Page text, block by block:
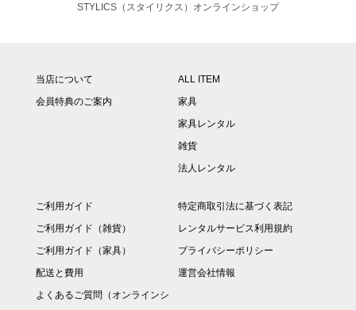
STYLICS（スタイリクス）オンラインショップ
当店について
会員特典のご案内
ALL ITEM
家具
家具レンタル
雑貨
法人レンタル
ご利用ガイド
ご利用ガイド（雑貨）
ご利用ガイド（家具）
配送と費用
よくあるご質問（オンラインシ
特定商取引法に基づく表記
レンタルサービス利用規約
プライバシーポリシー
運営会社情報